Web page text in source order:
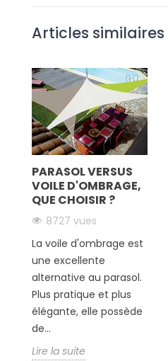
Articles similaires
PARASOL VERSUS
VOILE D'OMBRAGE,
QUE CHOISIR ?
8727 vues
La voile d'ombrage est
une excellente
alternative au parasol.
Plus pratique et plus
élégante, elle possède
de...
Lire la suite